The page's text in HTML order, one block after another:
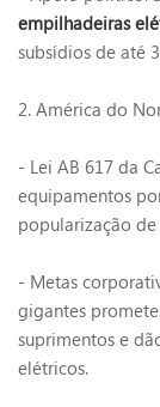
empilhadeiras
subsídios de até
2. América do
- Lei AB 617 da
equipamentos
popularização
- Metas
gigantes
suprimentos e
elétricos.